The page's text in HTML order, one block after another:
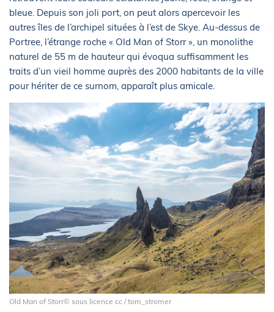
bleue. Depuis son joli port, on peut alors apercevoir les
autres îles de l’archipel situées à l’est de Skye. Au-dessus de
Portree, l’étrange roche « Old Man of Storr », un monolithe
naturel de 55 m de hauteur qui évoqua suffisamment les
traits d’un vieil homme auprès des 2000 habitants de la ville
pour hériter de ce surnom, apparaît plus amicale.
Old Man of Storr© sous licence cc / tom_stromer